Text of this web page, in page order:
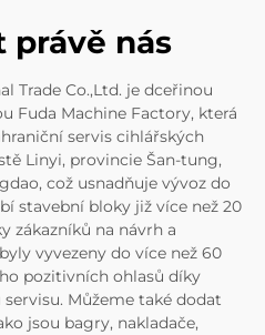
právě nás
Trade Co.,Ltd. je dceřinou
Fuda Machine Factory, která
servis cihlářských
Linyi, provincie Šan-tung,
což usnadňuje vývoz do
stavební bloky již více než 20
zákazníků na návrh a
vyvezeny do více než 60
pozitivních ohlasů díky
Můžeme také dodat
jsou bagry, nakladače,